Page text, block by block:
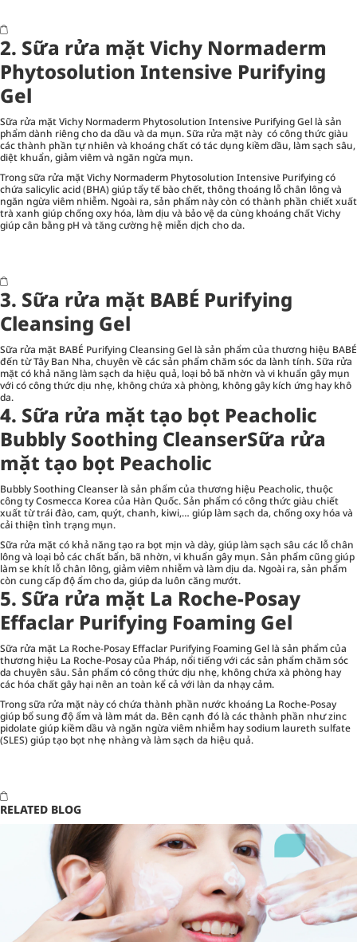
2. Sữa rửa mặt Vichy Normaderm
Phytosolution Intensive Purifying
Gel
Sữa rửa mặt Vichy Normaderm Phytosolution Intensive Purifying Gel là sản
phẩm dành riêng cho da dầu và da mụn. Sữa rửa mặt này có công thức giàu
các thành phần tự nhiên và khoáng chất có tác dụng kiềm dầu, làm sạch sâu,
diệt khuẩn, giảm viêm và ngăn ngừa mụn.
Trong sữa rửa mặt Vichy Normaderm Phytosolution Intensive Purifying có
chứa salicylic acid (BHA) giúp tẩy tế bào chết, thông thoáng lỗ chân lông và
ngăn ngừa viêm nhiễm. Ngoài ra, sản phẩm này còn có thành phần chiết xuất
trà xanh giúp chống oxy hóa, làm dịu và bảo vệ da cùng khoáng chất Vichy
giúp cân bằng pH và tăng cường hệ miễn dịch cho da.
3. Sữa rửa mặt BABÉ Purifying
Cleansing Gel
Sữa rửa mặt BABÉ Purifying Cleansing Gel là sản phẩm của thương hiệu BABÉ
đến từ Tây Ban Nha, chuyên về các sản phẩm chăm sóc da lành tính. Sữa rửa
mặt có khả năng làm sạch da hiệu quả, loại bỏ bã nhờn và vi khuẩn gây mụn
với có công thức dịu nhẹ, không chứa xà phòng, không gây kích ứng hay khô
da.
4. Sữa rửa mặt tạo bọt Peacholic
Bubbly Soothing CleanserSữa rửa
mặt tạo bọt Peacholic
Bubbly Soothing Cleanser là sản phẩm của thương hiệu Peacholic, thuộc
công ty Cosmecca Korea của Hàn Quốc. Sản phẩm có công thức giàu chiết
xuất từ trái đào, cam, quýt, chanh, kiwi,… giúp làm sạch da, chống oxy hóa và
cải thiện tình trạng mụn.
Sữa rửa mặt có khả năng tạo ra bọt mịn và dày, giúp làm sạch sâu các lỗ chân
lông và loại bỏ các chất bẩn, bã nhờn, vi khuẩn gây mụn. Sản phẩm cũng giúp
làm se khít lỗ chân lông, giảm viêm nhiễm và làm dịu da. Ngoài ra, sản phẩm
còn cung cấp độ ẩm cho da, giúp da luôn căng mướt.
5. Sữa rửa mặt La Roche-Posay
Effaclar Purifying Foaming Gel
Sữa rửa mặt La Roche-Posay Effaclar Purifying Foaming Gel là sản phẩm của
thương hiệu La Roche-Posay của Pháp, nổi tiếng với các sản phẩm chăm sóc
da chuyên sâu. Sản phẩm có công thức dịu nhẹ, không chứa xà phòng hay
các hóa chất gây hại nên an toàn kể cả với làn da nhạy cảm.
Trong sữa rửa mặt này có chứa thành phần nước khoáng La Roche-Posay
giúp bổ sung độ ẩm và làm mát da. Bên cạnh đó là các thành phần như zinc
pidolate giúp kiềm dầu và ngăn ngừa viêm nhiễm hay sodium laureth sulfate
(SLES) giúp tạo bọt nhẹ nhàng và làm sạch da hiệu quả.
RELATED BLOG